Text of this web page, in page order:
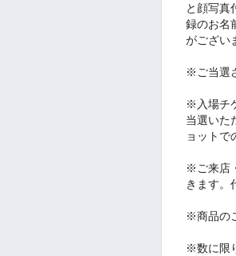
と顔写真
録のお名
がござい
※ご当選
※入場チ
当選いた
ョットで
※ご来店
きます。
※商品の
※数に限